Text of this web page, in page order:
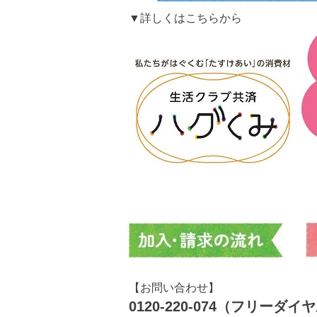
▼詳しくはこちらから
【お問い合わせ】
0120-220-074 （フリーダイ